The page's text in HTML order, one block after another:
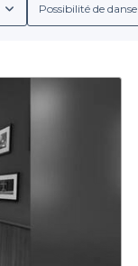
Possibilité de